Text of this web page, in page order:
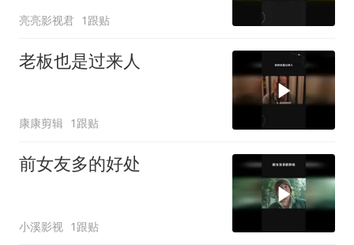
亮亮影视君 1跟贴
老板也是过来人
康康剪辑 1跟贴
前女友多的好处
小溪影视 1跟贴